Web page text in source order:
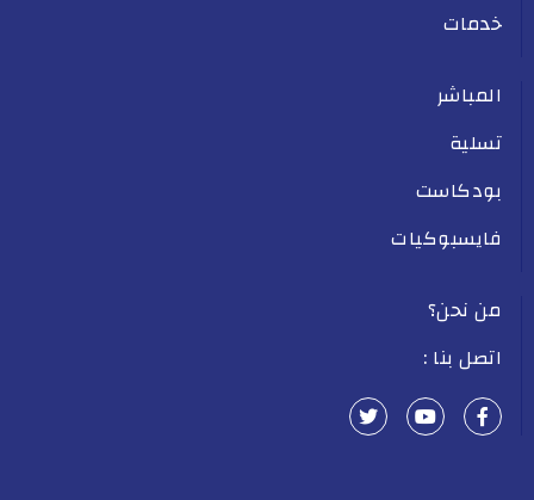
خدمات
المباشر
تسلية
بودكاست
فايسبوكيات
من نحن؟
اتصل بنا :